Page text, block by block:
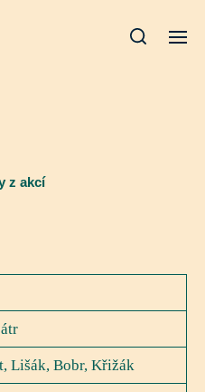
z akcí
Lišák, Bobr, Křižák